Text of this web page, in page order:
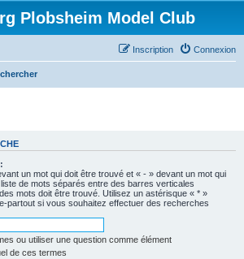
Plobsheim Model Club
Connexion
Inscription
un mot qui doit être trouvé et « - » devant un mot qui
de mots séparés entre des barres verticales
mots doit être trouvé. Utilisez un astérisque « * »
partout si vous souhaitez effectuer des recherches
ou utiliser une question comme élément
de ces termes